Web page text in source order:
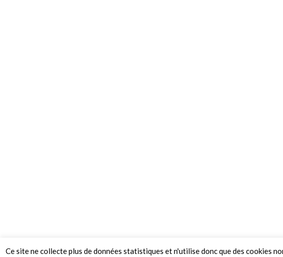
Ce site ne collecte plus de données statistiques et n'utilise donc que des cookies